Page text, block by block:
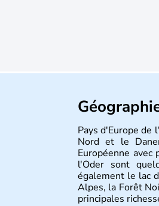
Pays d'Europe
Nord et le
Européenne
l'Oder sont
également le lac
Alpes, la Forêt
principales